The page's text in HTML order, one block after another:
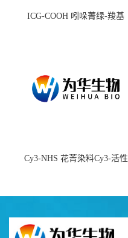
ICG-COOH 吲哚菁绿-羧基
Cy3-NHS 花菁染料Cy3-活性